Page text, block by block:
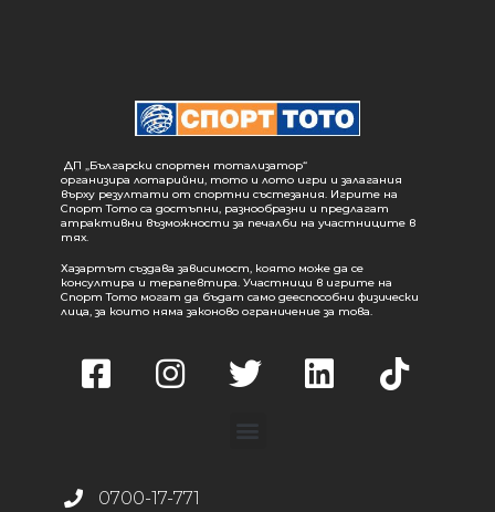
ДП „Български спортен тотализатор“
организира лотарийни, тото и лото игри и залагания
върху резултати от спортни състезания. Игрите на
Спорт Тото са достъпни, разнообразни и предлагат
атрактивни възможности за печалби на участниците в
тях.
Хазартът създава зависимост, която може да се
консултира и терапевтира. Участници в игрите на
Спорт Тото могат да бъдат само дееспособни физически
лица, за които няма законово ограничение за това.
0700-17-771